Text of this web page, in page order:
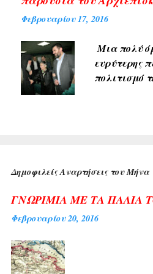
από άλλες
που
Φεβρουαρίου 17, 2016
Μια πολύ
ευρύτερης
πολιτισμό
πρύτανη
αιθούσης
τιμή για
Δημοφιλείς Αναρτήσεις του Μήνα
ΓΝΩΡΙΜΙΑ ΜΕ ΤΑ ΠΑΛΙΑ
Φεβρουαρίου 20, 2016